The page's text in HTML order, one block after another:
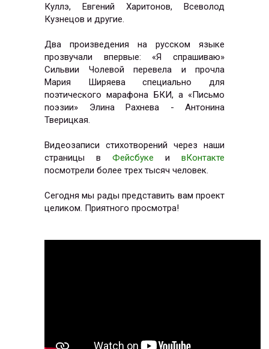
Куллэ, Евгений Харитонов, Всеволод
Кузнецов и другие.
Два произведения на русском языке
прозвучали впервые: «Я спрашиваю»
Сильвии Чолевой перевела и прочла
Мария Ширяева специально для
поэтического марафона БКИ, а «Письмо
поэзии» Элина Рахнева - Антонина
Тверицкая.
Видеозаписи стихотворений через наши
страницы в Фейсбуке и вКонтакте
посмотрели более трех тысяч человек.
Сегодня мы рады представить вам проект
целиком. Приятного просмотра!